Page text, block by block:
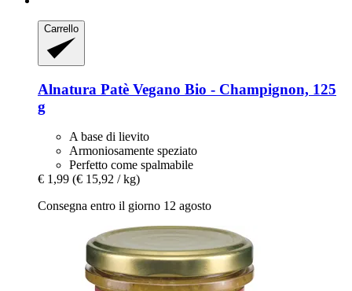
Carrello
Alnatura Patè Vegano Bio -​ Champignon, 125
g
A base di lievito
Armoniosamente speziato
Perfetto come spalmabile
€ 1,99 (€ 15,92 / kg)
Consegna entro il giorno 12 agosto